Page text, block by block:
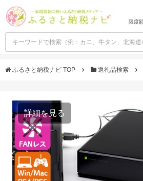
限度
ふるさと納税ナビ TOP 返礼品検索
詳細を見る